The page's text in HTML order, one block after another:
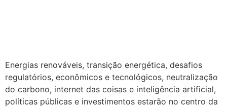
Energias renováveis, transição energética, desafios
regulatórios, econômicos e tecnológicos, neutralização
do carbono, internet das coisas e inteligência artificial,
políticas públicas e investimentos estarão no centro da